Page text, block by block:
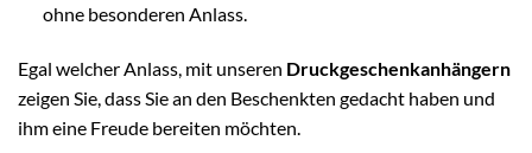
ohne besonderen Anlass.
Egal welcher Anlass, mit unseren Druckgeschenkanhängern
zeigen Sie, dass Sie an den Beschenkten gedacht haben und
ihm eine Freude bereiten möchten.